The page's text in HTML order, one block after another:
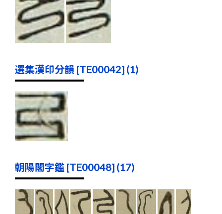
選集漢印分韻 [TE00042] (1)
朝陽閣字鑑 [TE00048] (17)